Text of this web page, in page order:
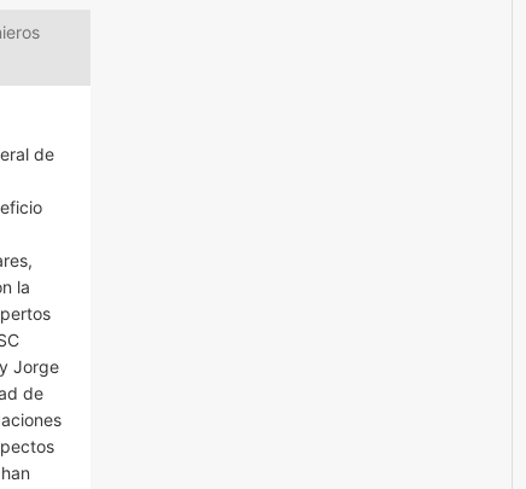
de
la
Jorge
de